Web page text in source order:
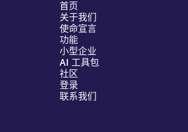
首页
关于我们
使命宣言
功能
小型企业
AI 工具包
社区
登录
联系我们